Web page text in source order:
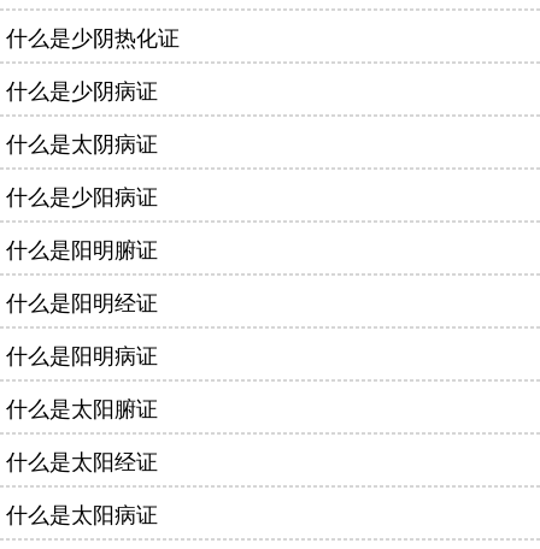
什么是少阴热化证
什么是少阴病证
什么是太阴病证
什么是少阳病证
什么是阳明腑证
什么是阳明经证
什么是阳明病证
什么是太阳腑证
什么是太阳经证
什么是太阳病证